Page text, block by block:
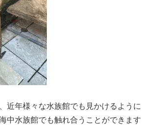
近年様々な水族館でも見かけるように
中水族館でも触れ合うことができます